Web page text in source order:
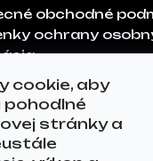
cookie, aby
pohodlné
stránky a
obchodné
ochrany
od zmluvy